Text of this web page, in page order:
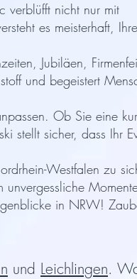
verblüfft nicht nur mit
es meisterhaft,
Jubiläen,
und begeistert
Ob Sie eine
stellt sicher, dass Ihr
Westfalen zu
unvergessliche
in NRW!
und Leichlingen.